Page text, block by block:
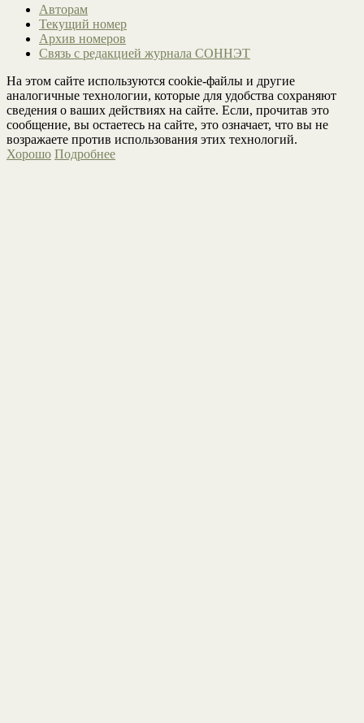
Авторам
Текущий номер
Архив номеров
Связь с редакцией журнала СОННЭТ
На этом сайте используются cookie-файлы и другие
аналогичные технологии, которые для удобства сохраняют
сведения о ваших действиях на сайте. Если, прочитав это
сообщение, вы остаетесь на сайте, это означает, что вы не
возражаете против использования этих технологий.
Хорошо Подробнее